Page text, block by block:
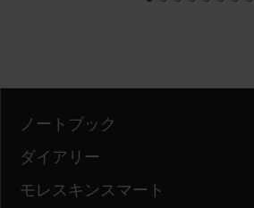
ノートブック
ダイアリー
モレスキンスマート